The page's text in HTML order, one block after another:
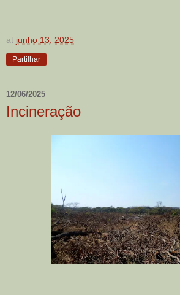
at junho 13, 2025
Partilhar
12/06/2025
Incineração